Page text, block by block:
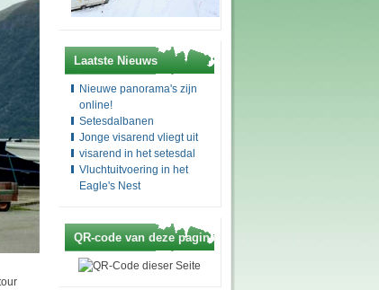
Laatste Nieuws
Nieuwe panorama's zijn
online!
Setesdalbanen
Jonge visarend vliegt uit
visarend in het setesdal
Vluchtuitvoering in het
Eagle's Nest
QR-code van deze pagina